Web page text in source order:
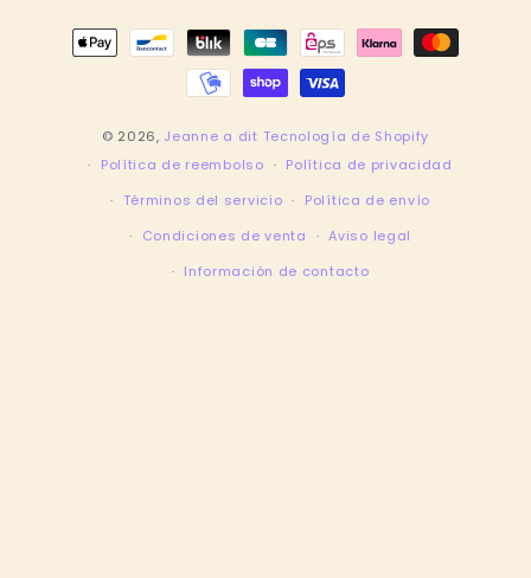
© 2026, Jeanne a dit Tecnología de Shopify
Política de reembolso
Política de privacidad
Términos del servicio
Política de envío
Condiciones de venta
Aviso legal
Información de contacto